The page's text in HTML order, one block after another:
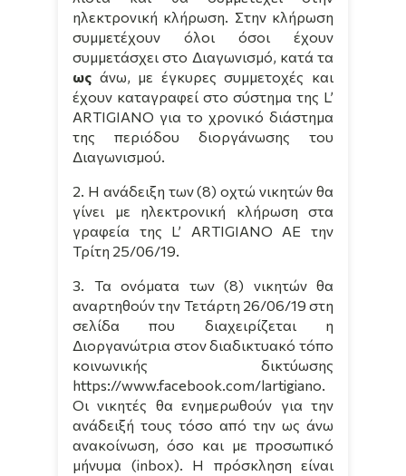
ηλεκτρονική κλήρωση. Στην κλήρωση
συμμετέχουν όλοι όσοι έχουν
συμμετάσχει στο Διαγωνισμό, κατά τα
ως άνω, με έγκυρες συμμετοχές και
έχουν καταγραφεί στο σύστημα της L’
ARTIGIANO για το χρονικό διάστημα
της περιόδου διοργάνωσης του
Διαγωνισμού.
2. Η ανάδειξη των (8) οχτώ νικητών θα
γίνει με ηλεκτρονική κλήρωση στα
γραφεία της L’ ARTIGIANO AE την
Τρίτη 25/06/19.
3. Τα ονόματα των (8) νικητών θα
αναρτηθούν την Τετάρτη 26/06/19 στη
σελίδα που διαχειρίζεται η
Διοργανώτρια στον διαδικτυακό τόπο
κοινωνικής δικτύωσης
https://www.facebook.com/lartigiano.
Οι νικητές θα ενημερωθούν για την
ανάδειξή τους τόσο από την ως άνω
ανακοίνωση, όσο και με προσωπικό
μήνυμα (inbox). Η πρόσκληση είναι